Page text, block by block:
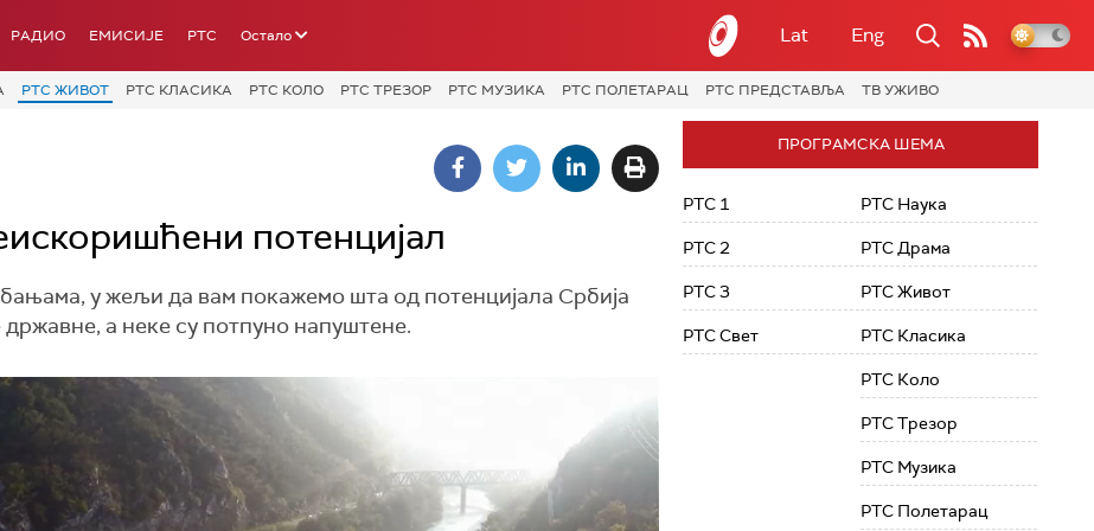
РАДИО ЕМИСИЈЕ РТС Остало Lat Eng
РТС ЖИВОТ РТС КЛАСИКА РТС КОЛО РТС ТРЕЗОР РТС МУЗИКА РТС ПОЛЕТАРАЦ РТС ПРЕДСТАВЉА ТВ УЖИВО
потенцијал
у жељи да вам покажемо шта од потенцијала Србија
а неке су потпуно напуштене.
ПРОГРАМСКА ШЕМА
РТС 1
РТС 2
РТС 3
РТС Свет
РТС Наука
РТС Драма
РТС Живот
РТС Класика
РТС Коло
РТС Трезор
РТС Музика
РТС Полетарац